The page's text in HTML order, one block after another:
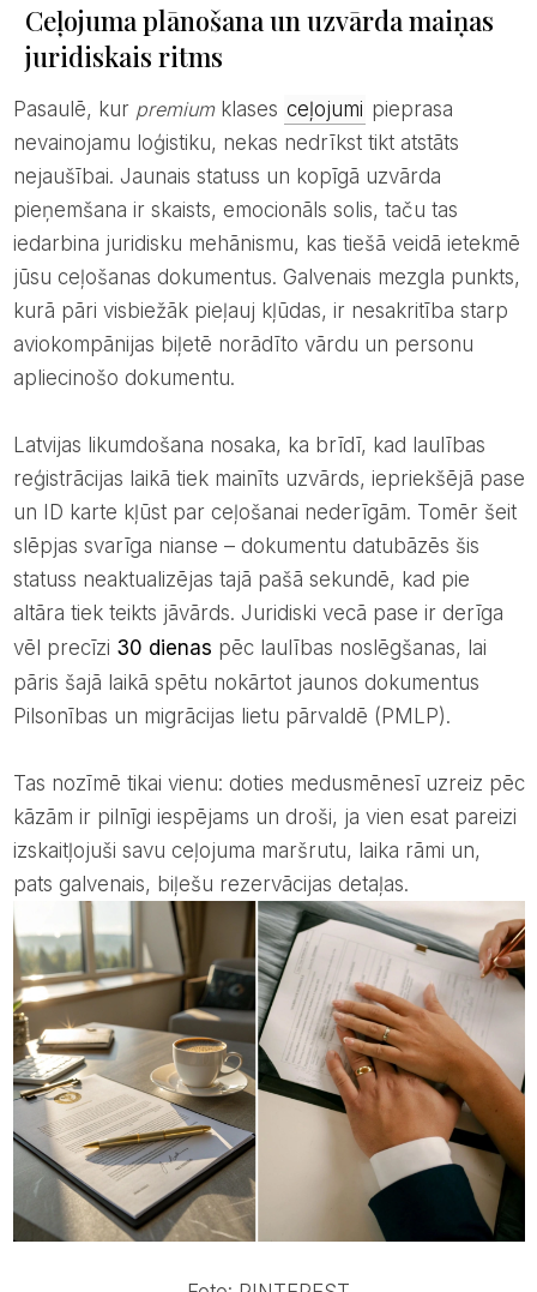
Ceļojuma plānošana un uzvārda maiņas
juridiskais ritms
Pasaulē, kur premiumklases ceļojumi pieprasa
nevainojamu loģistiku, nekas nedrīkst tikt atstāts
nejaušībai. Jaunais statuss un kopīgā uzvārda
pieņemšana ir skaists, emocionāls solis, taču tas
iedarbina juridisku mehānismu, kas tiešā veidā ietekmē
jūsu ceļošanas dokumentus. Galvenais mezgla punkts,
kurā pāri visbiežāk pieļauj kļūdas, ir nesakritība starp
aviokompānijas biļetē norādīto vārdu un personu
apliecinošo dokumentu.
Latvijas likumdošana nosaka, ka brīdī, kad laulības
reģistrācijas laikā tiek mainīts uzvārds, iepriekšējā pase
un ID karte kļūst par ceļošanai nederīgām. Tomēr šeit
slēpjas svarīga nianse – dokumentu datubāzēs šis
statuss neaktualizējas tajā pašā sekundē, kad pie
altāra tiek teikts jāvārds. Juridiski vecā pase ir derīga
vēl precīzi 30 dienas pēc laulības noslēgšanas, lai
pāris šajā laikā spētu nokārtot jaunos dokumentus
Pilsonības un migrācijas lietu pārvaldē (PMLP).
Tas nozīmē tikai vienu: doties medusmēnesī uzreiz pēc
kāzām ir pilnīgi iespējams un droši, ja vien esat pareizi
izskaitļojuši savu ceļojuma maršrutu, laika rāmi un,
pats galvenais, biļešu rezervācijas detaļas.